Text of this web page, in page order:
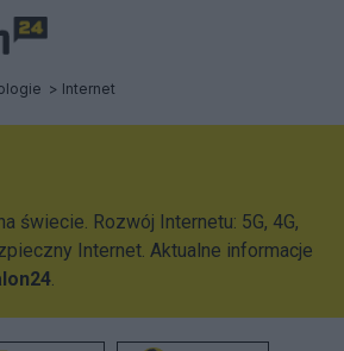
Internet
świecie. Rozwój Internetu: 5G, 4G,
Internet. Aktualne informacje
.